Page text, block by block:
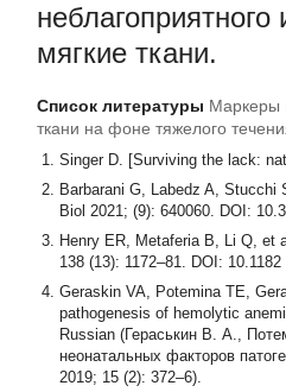
мягкие ткани.
Список литературы Маркеры
ткани на фоне тяжелого
Singer D. [Surviving the lack:
Barbarani G, Labedz A, Stucchi
Biol 2021; (9): 640060. DOI:
Henry ER, Metaferia B, Li Q, et
138 (13): 1172–81. DOI:
Geraskin VA, Potemina TE,
pathogenesis of hemolytic
Russian (Гераськин В. А.,
неонатальных факторов
2019; 15 (2): 372–6).